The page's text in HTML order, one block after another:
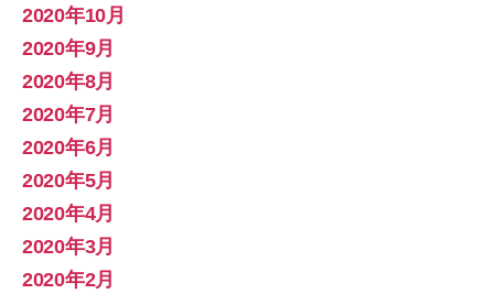
2020年10月
2020年9月
2020年8月
2020年7月
2020年6月
2020年5月
2020年4月
2020年3月
2020年2月